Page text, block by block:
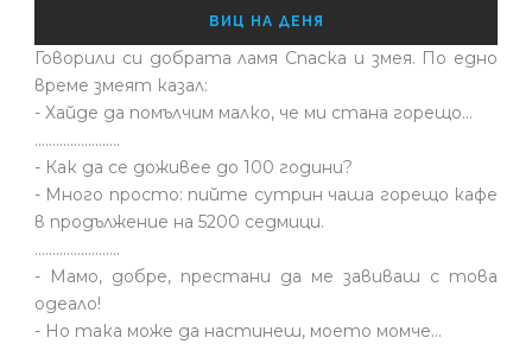
ВИЦ НА ДЕНЯ
Говорили си добрата ламя Спаска и змея. По едно
време змеят казал:
- Хайде да помълчим малко, че ми стана горещо...
........................
- Как да се доживее до 100 години?
- Много просто: пийте сутрин чаша горещо кафе
в продължение на 5200 седмици.
........................
- Мамо, добре, престани да ме завиваш с това
одеало!
- Но така може да настинеш, моето момче…